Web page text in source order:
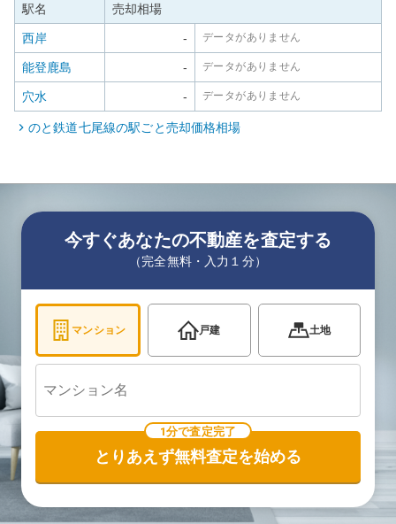
駅名 売却相場
西岸 - データがありません
能登鹿島 - データがありません
穴水 - データがありません
のと鉄道七尾線の駅ごと売却価格相場
今すぐあなたの不動産を査定する
（完全無料・入力１分）
マンション 戸建 土地
1分で査定完了
とりあえず無料査定を始める